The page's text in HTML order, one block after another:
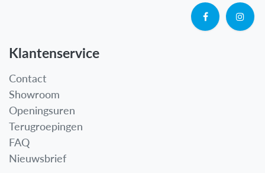
Klantenservice
Contact
Showroom
Openingsuren
Terugroepingen
FAQ
Nieuwsbrief